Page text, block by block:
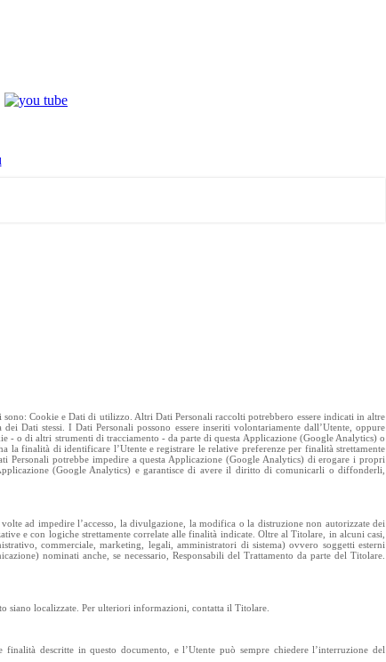
Cookie e Dati di utilizzo. Altri Dati Personali raccolti potrebbero essere indicati in altre
Dati stessi. I Dati Personali possono essere inseriti volontariamente dall’Utente, oppure
- o di altri strumenti di tracciamento - da parte di questa Applicazione (Google Analytics) o
finalità di identificare l’Utente e registrare le relative preferenze per finalità strettamente
Personali potrebbe impedire a questa Applicazione (Google Analytics) di erogare i propri
(Google Analytics) e garantisce di avere il diritto di comunicarli o diffonderli,
ad impedire l’accesso, la divulgazione, la modifica o la distruzione non autorizzate dei
e con logiche strettamente correlate alle finalità indicate. Oltre al Titolare, in alcuni casi,
commerciale, marketing, legali, amministratori di sistema) ovvero soggetti esterni
nominati anche, se necessario, Responsabili del Trattamento da parte del Titolare.
siano localizzate. Per ulteriori informazioni, contatta il Titolare.
descritte in questo documento, e l’Utente può sempre chiedere l’interruzione del